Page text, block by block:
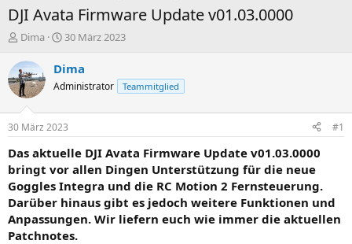
DJI Avata Firmware Update v01.03.0000
E
s
t
e
e
r
Dima
E
s
t
e
l
t
a
30 März 2023
Dima
Administrator Teammitglied
30 März 2023 #1
Das aktuelle DJI Avata Firmware Update v01.03.0000
bringt vor allen Dingen Unterstützung für die neue
Goggles Integra und die RC Motion 2 Fernsteuerung.
Darüber hinaus gibt es jedoch weitere Funktionen und
Anpassungen. Wir liefern euch wie immer die aktuellen
Patchnotes.